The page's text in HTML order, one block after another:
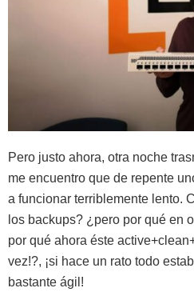
Pero justo ahora, otra noche
me encuentro que de repente
a funcionar terriblemente lento.
los backups? ¿pero por qué en
por qué ahora éste
vez!?, ¡si hace un rato todo
bastante ágil!